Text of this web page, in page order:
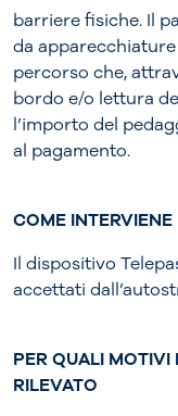
barriere fisiche. Il
da
percorso che,
bordo e/o lettura
l’importo del
al pagamento.
COME
Il dispositivo
accettati
PER QUALI MOTIVI
RILEVATO